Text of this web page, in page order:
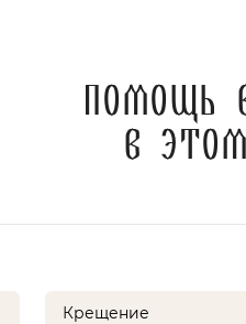
Помощь
в
Крещение